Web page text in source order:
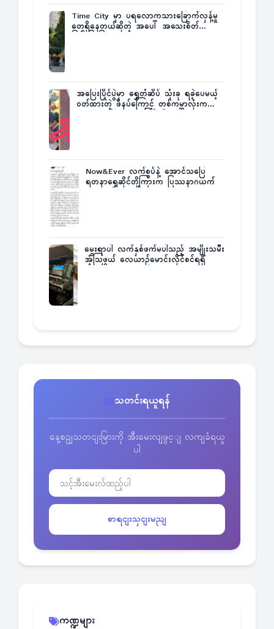
Time City မှာ ပရလောကသားခြောက်လှန့်မှု
တွေရှိနေတယ်ဆိုတဲ့ အပေါ် အသေးစိတ်
အပြေးပြိုင်ပွဲမှာ ရွှေတံဆိပ် သုံးခု ရခဲ့ပေမယ့်
ဝတ်ထားတဲ့ ဖိနပ်ကြောင့် တစ်ကမ္ဘာလုံးက
Now&Ever လက်စွပ်နဲ့ အောင်သပြေ
ရတနာရွှေဆိုင်တို့ကြားက ပြဿနာဂယက်
မွေးရာပါ လက်နှစ်ဖက်မပါသည့် အမျိုးသမီး
အံ့သြဖွယ် လေယာဉ်မောင်းလိုင်စင်ရရှိ
သတင်းရယူရန်
နေ့စဥျသတငျးမြားကို အီးမေးလျဖွင့ျ လကျခံရယူ
ပါ
စာရငျးသှငျးမညျ
ကဏ္ဍများ